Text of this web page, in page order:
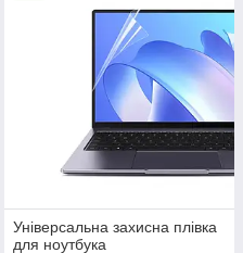
Універсальна захисна плівка
для ноутбука